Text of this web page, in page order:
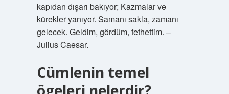
kapıdan dışarı bakıyor; Kazmalar ve
kürekler yanıyor. Samanı sakla, zamanı
gelecek. Geldim, gördüm, fethettim. –
Julius Caesar.
Cümlenin temel